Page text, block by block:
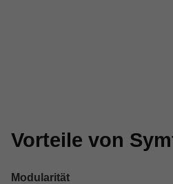
Vorteile von
Modularität